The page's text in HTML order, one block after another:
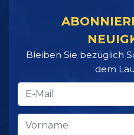
Bleiben Sie bezüglich
dem